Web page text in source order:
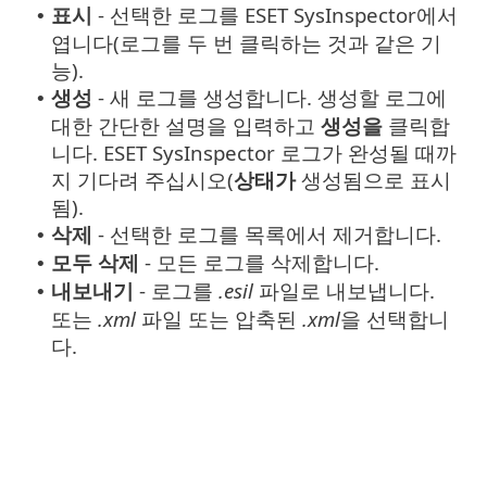
• 표시 - 선택한 로그를 ESET SysInspector에서
엽니다(로그를 두 번 클릭하는 것과 같은 기
능).
• 생성 - 새 로그를 생성합니다. 생성할 로그에
대한 간단한 설명을 입력하고 생성을 클릭합
니다. ESET SysInspector 로그가 완성될 때까
지 기다려 주십시오(상태가생성됨으로 표시
됨).
• 삭제 - 선택한 로그를 목록에서 제거합니다.
• 모두 삭제 - 모든 로그를 삭제합니다.
• 내보내기 - 로그를 .esil 파일로 내보냅니다.
또는 .xml 파일 또는 압축된 .xml을 선택합니
다.